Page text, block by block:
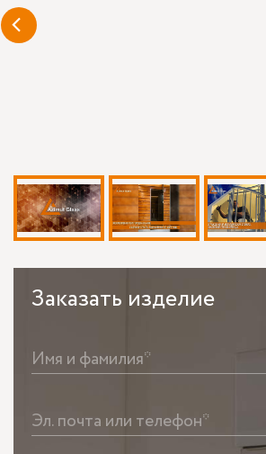
Заказать изделие
Имя и фамилия*
Эл. почта или телефон*